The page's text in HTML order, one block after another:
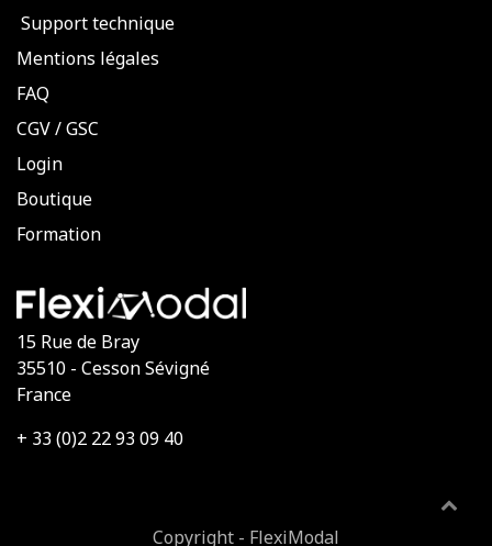
Support technique
Mentions légales
FAQ
CGV/GSC
Login
Boutique
Formation
15 Rue de Bray
35510 - Cesson Sévigné
France
+ 33 (0)2 22 93 09 40
Copyright - FlexiModal